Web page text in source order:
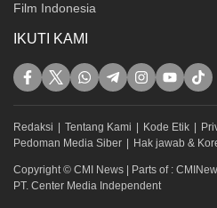
Film Indonesia
IKUTI KAMI
Redaksi Tentang Kami Kode Etik
Pedoman Media Siber
Hak jawab &
Copyright © CMI News | Parts of :
PT. Center Media Independent